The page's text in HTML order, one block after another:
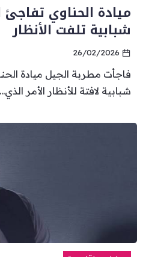
ميادة الحناوي تفاجئ
شبابية تلفت الأنظار
26/02/2026
فاجأت مطربة الجيل ميادة
شبابية لافتة للأنظار الأمر الذي...